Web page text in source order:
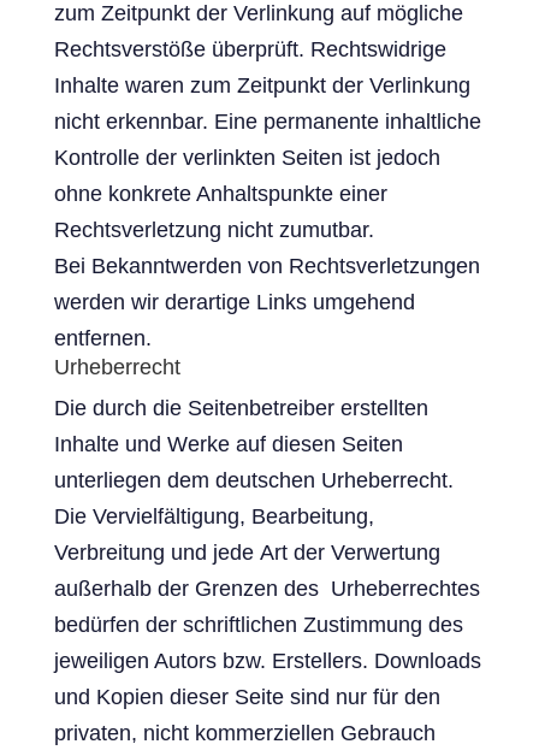
zum Zeitpunkt der Verlinkung auf mögliche
Rechtsverstöße überprüft. Rechtswidrige
Inhalte waren zum Zeitpunkt der Verlinkung
nicht erkennbar. Eine permanente inhaltliche
Kontrolle der verlinkten Seiten ist jedoch
ohne konkrete Anhaltspunkte einer
Rechtsverletzung nicht zumutbar.
Bei Bekanntwerden von Rechtsverletzungen
werden wir derartige Links umgehend
entfernen.
Urheberrecht
Die durch die Seitenbetreiber erstellten
Inhalte und Werke auf diesen Seiten
unterliegen dem deutschen Urheberrecht.
Die Vervielfältigung, Bearbeitung,
Verbreitung und jede Art der Verwertung
außerhalb der Grenzen des Urheberrechtes
bedürfen der schriftlichen Zustimmung des
jeweiligen Autors bzw. Erstellers. Downloads
und Kopien dieser Seite sind nur für den
privaten, nicht kommerziellen Gebrauch